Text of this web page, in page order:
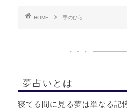
HOME 手のひら
夢占いとは
寝てる間に見る夢は単なる記